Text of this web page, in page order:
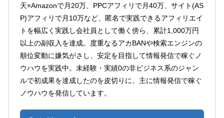
天×Amazonで月20万、PPCアフィリで月40万、サイト(AS
P)アフィリで月10万など、匿名で実践できるアフィリエイ
トを幅広く実践し会社員として働く傍ら、累計1,000万円
以上の副収入を達成。度重なるアカBANや検索エンジンの
順位変動に嫌気がさし、安定を目指して情報発信で稼ぐノ
ウハウを実践中。未経験・実績0の非ビジネス系のジャン
ルで初成果を達成したのを皮切りに、主に情報発信で稼ぐ
ノウハウを発信しています。